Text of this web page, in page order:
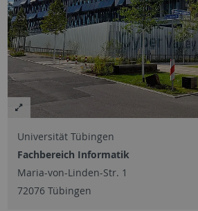
Universität Tübingen
Fachbereich Informatik
Maria-von-Linden-Str. 1
72076 Tübingen